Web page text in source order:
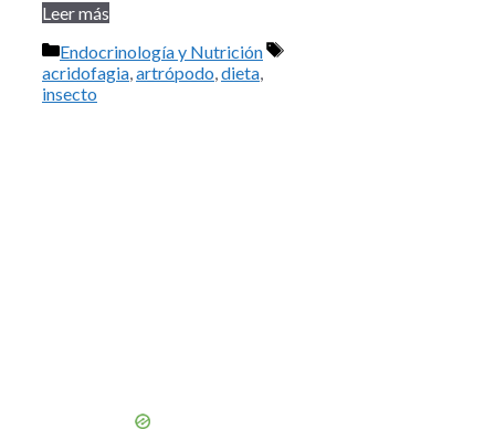
Leer más
Categorías
Endocrinología y Nutrición
Etiquetas
acridofagia artrópodo dieta
insecto